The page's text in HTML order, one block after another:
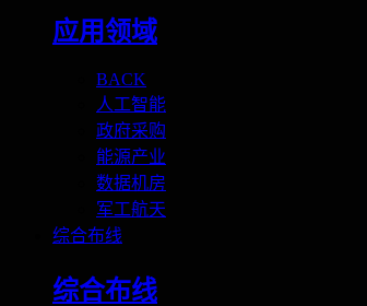
应用领域
BACK
人工智能
政府采购
能源产业
数据机房
军工航天
综合布线
综合布线